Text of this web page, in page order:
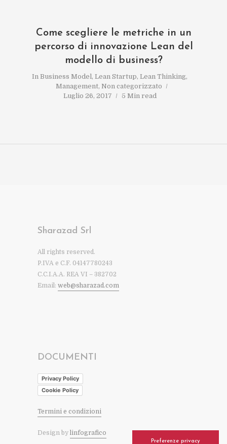
Come scegliere le metriche in un
percorso di innovazione Lean del
modello di business?
In Business Model, Lean Startup, Lean Thinking,
Management, Non categorizzato
Luglio 26, 2017
5 Min read
Sharazad Srl
All rights reserved.
P.IVA e C.F. 04147780243
C.C.I.A.A. REA VI – 382702
Email: web@sharazad.com
DOCUMENTI
Privacy Policy
Cookie Policy
Termini e condizioni
Design by linfografico